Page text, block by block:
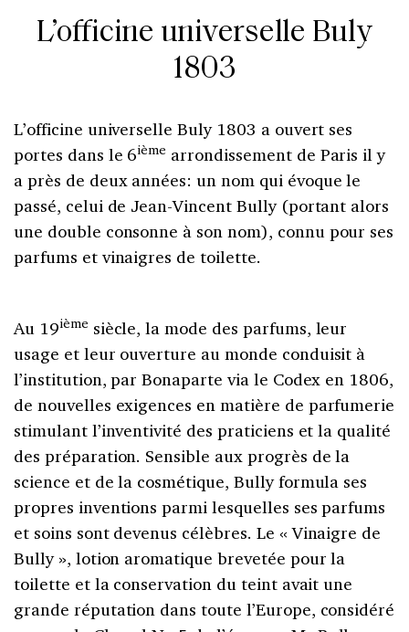
L’officine universelle Buly
1803
L’officine universelle Buly 1803 a ouvert ses
portes dans le 6ième arrondissement de Paris il y
a près de deux années: un nom qui évoque le
passé, celui de Jean-Vincent Bully (portant alors
une double consonne à son nom), connu pour ses
parfums et vinaigres de toilette.
Au 19ième siècle, la mode des parfums, leur
usage et leur ouverture au monde conduisit à
l’institution, par Bonaparte via le Codex en 1806,
de nouvelles exigences en matière de parfumerie
stimulant l’inventivité des praticiens et la qualité
des préparation. Sensible aux progrès de la
science et de la cosmétique, Bully formula ses
propres inventions parmi lesquelles ses parfums
et soins sont devenus célèbres. Le « Vinaigre de
Bully », lotion aromatique brevetée pour la
toilette et la conservation du teint avait une
grande réputation dans toute l’Europe, considéré